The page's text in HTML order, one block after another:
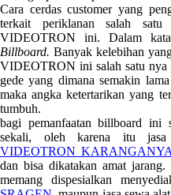
Cara cerdas customer yang
terkait periklanan salah satu
VIDEOTRON ini. Dalam
Billboard.Banyak kelebihan
VIDEOTRON ini salah satu nya
gede yang dimana semakin
maka angka ketertarikan yang
tumbuh.
bagi pemanfaatan billboard ini
sekali, oleh karena itu
VIDEOTRON
dan bisa dikatakan amat
memang dispesialkan